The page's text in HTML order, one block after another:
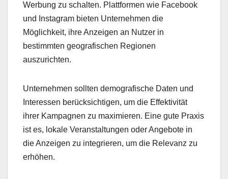
Werbung zu schalten. Plattformen wie Facebook
und Instagram bieten Unternehmen die
Möglichkeit, ihre Anzeigen an Nutzer in
bestimmten geografischen Regionen
auszurichten.
Unternehmen sollten demografische Daten und
Interessen berücksichtigen, um die Effektivität
ihrer Kampagnen zu maximieren. Eine gute Praxis
ist es, lokale Veranstaltungen oder Angebote in
die Anzeigen zu integrieren, um die Relevanz zu
erhöhen.